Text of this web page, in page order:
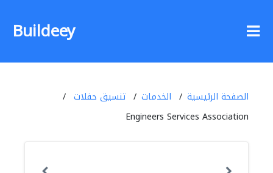
Buildeey
الصفحة الرئيسية الخدمات
تنسيق حفلات
Engineers Services Association